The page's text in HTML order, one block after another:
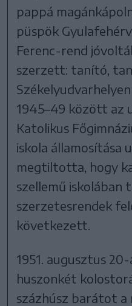
pappá
püspök
Ferenc-rend
szerzett: tanító,
1945–49 között az
Katolikus
iskola államosítása
megtiltotta, hogy
szellemű iskolában
szerzetesrendek
következett.
1951. augusztus
huszonkét
százhúsz barátot a